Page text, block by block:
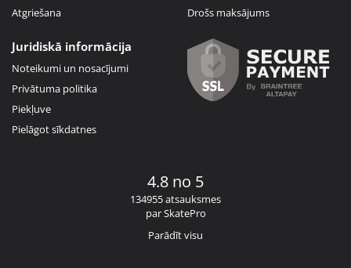
Atgriešana
Drošs maksājums
Juridiskā informācija
Noteikumi un nosacījumi
Privātuma politika
Piekļuve
Pielāgot sīkdatnes
4.8 no 5
134955 atsauksmes
par SkatePro
Parādīt visu